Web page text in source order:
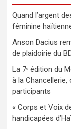
Quand l’argent
féminine
Anson Dacius
de plaidoirie du
La 7ᵉ édition du
à la
participants
« Corps et Voix
handicapées